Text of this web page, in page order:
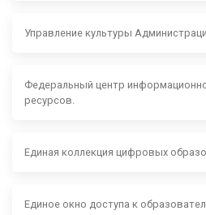
Управление культуры
Федеральный центр
ресурсов.
Единая коллекция цифровых
Единое окно доступа к